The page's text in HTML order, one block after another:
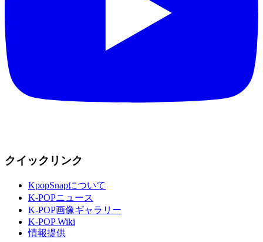
クイックリンク
KpopSnapについて
K-POPニュース
K-POP画像ギャラリー
K-POP Wiki
情報提供